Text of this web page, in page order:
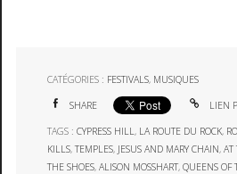
CATÉGORIES : FESTIVALS, MUSIQUES
SHARE LIEN
TAGS :CYPRESS HILL , LA ROUTE DU ROCK,
KILLS,TEMPLES, JESUS AND MARY CHAIN,AT
THE SHOES,ALISON MOSSHART,QUEENS OF